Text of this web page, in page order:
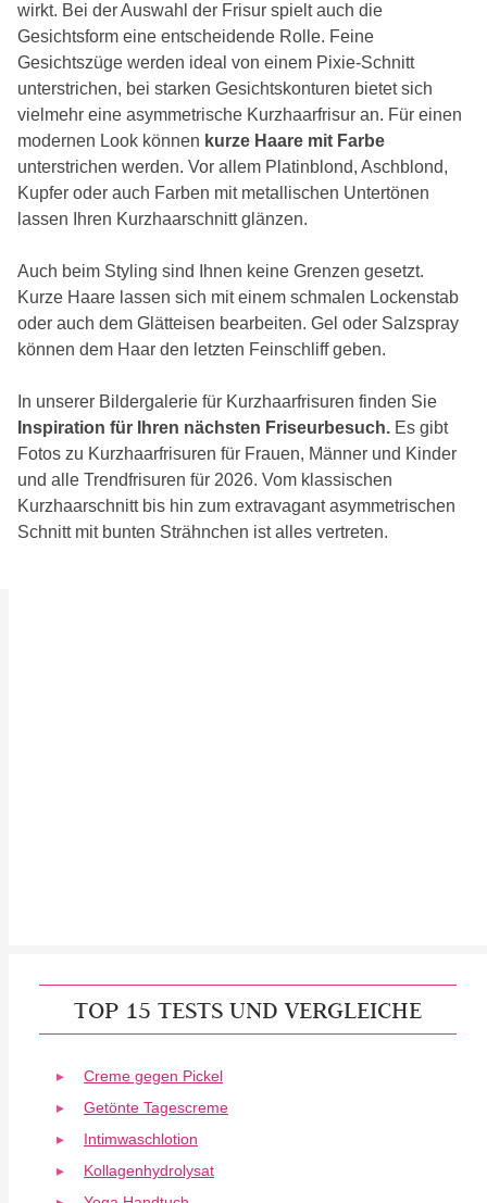
wirkt. Bei der Auswahl der Frisur spielt auch die
Gesichtsform eine entscheidende Rolle. Feine
Gesichtszüge werden ideal von einem Pixie-Schnitt
unterstrichen, bei starken Gesichtskonturen bietet sich
vielmehr eine asymmetrische Kurzhaarfrisur an. Für einen
modernen Look können kurze Haare mit Farbe
unterstrichen werden. Vor allem Platinblond, Aschblond,
Kupfer oder auch Farben mit metallischen Untertönen
lassen Ihren Kurzhaarschnitt glänzen.
Auch beim Styling sind Ihnen keine Grenzen gesetzt.
Kurze Haare lassen sich mit einem schmalen Lockenstab
oder auch dem Glätteisen bearbeiten. Gel oder Salzspray
können dem Haar den letzten Feinschliff geben.
In unserer Bildergalerie für Kurzhaarfrisuren finden Sie
Inspiration für Ihren nächsten Friseurbesuch. Es gibt
Fotos zu Kurzhaarfrisuren für Frauen, Männer und Kinder
und alle Trendfrisuren für 2026. Vom klassischen
Kurzhaarschnitt bis hin zum extravagant asymmetrischen
Schnitt mit bunten Strähnchen ist alles vertreten.
TOP 15 TESTS UND VERGLEICHE
Creme gegen Pickel
Getönte Tagescreme
Intimwaschlotion
Kollagenhydrolysat